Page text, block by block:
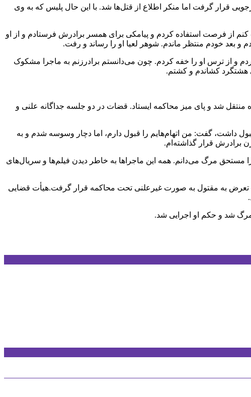
قرار گرفت اما منکر اطلاع از قتل‌ها شد. با این حال پلیس که به وی
از فرصت استفاده کردم و پیامکی برای همسر برادرش فرستادم و از او
و بعد خودم منتظر ماندم. شوهر لعیا او را رساند و رفت.
و از ترس او را خفه کردم. چون می‌دانستم برادرزنم به ماجرا مشکوک
منتقل شد و پای میز محاکمه ایستاد. قضات در دو جلسه جداگانه علنی و
داشت، گفت: من اتهام‌هایم را قبول دارم، اما دچار وسوسه شدم و به
و خودم را مستحق مرگ می‌دانم. همه این ماجراها به خاطر دیدن فیلم‌ها و سریال‌های
تعرض به مقتول به صورت غیرعلنی تحت محاکمه قرار گرفت.هیأت قضایی
مرگ شد و حکم او اجرایی شد.